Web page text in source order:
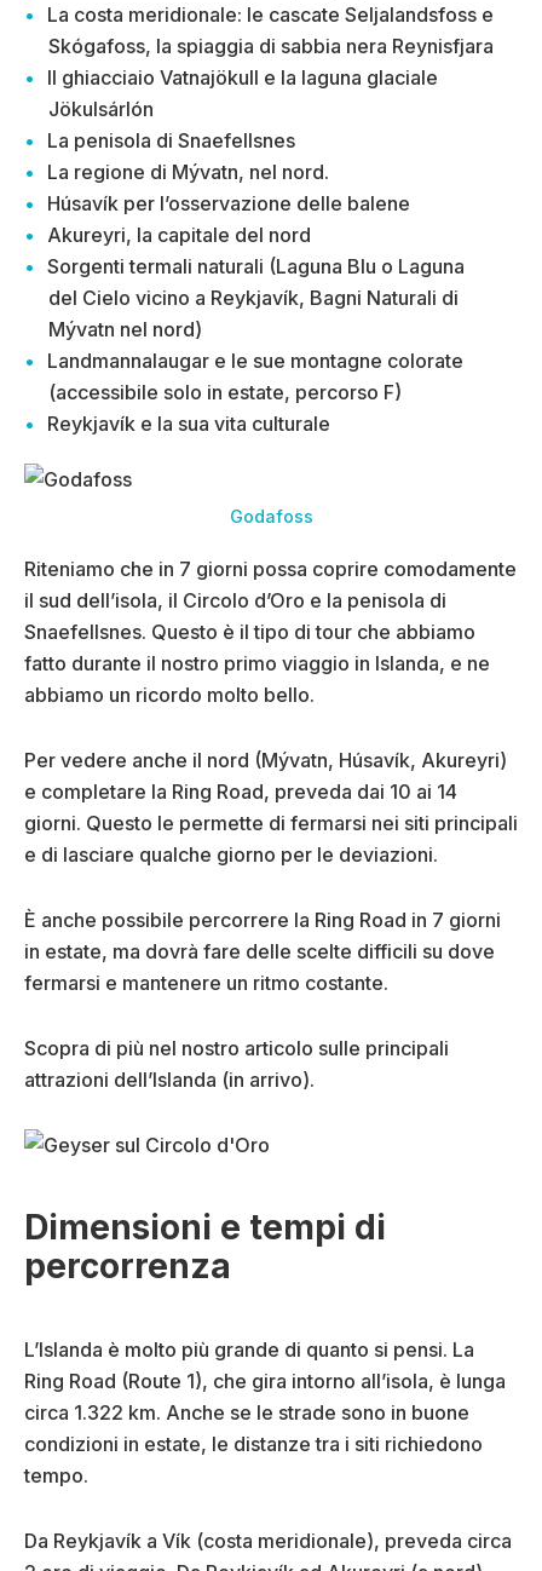
La costa meridionale: le cascate Seljalandsfoss e
Skógafoss, la spiaggia di sabbia nera Reynisfjara
Il ghiacciaio Vatnajökull e la laguna glaciale
Jökulsárlón
La penisola di Snaefellsnes
La regione di Mývatn, nel nord.
Húsavík per l’osservazione delle balene
Akureyri, la capitale del nord
Sorgenti termali naturali (Laguna Blu o Laguna
del Cielo vicino a Reykjavík, Bagni Naturali di
Mývatn nel nord)
Landmannalaugar e le sue montagne colorate
(accessibile solo in estate, percorso F)
Reykjavík e la sua vita culturale
Godafoss
Riteniamo che in 7 giorni possa coprire comodamente
il sud dell’isola, il Circolo d’Oro e la penisola di
Snaefellsnes. Questo è il tipo di tour che abbiamo
fatto durante il nostro primo viaggio in Islanda, e ne
abbiamo un ricordo molto bello.
Per vedere anche il nord (Mývatn, Húsavík, Akureyri)
e completare la Ring Road, preveda dai 10 ai 14
giorni. Questo le permette di fermarsi nei siti principali
e di lasciare qualche giorno per le deviazioni.
È anche possibile percorrere la Ring Road in 7 giorni
in estate, ma dovrà fare delle scelte difficili su dove
fermarsi e mantenere un ritmo costante.
Scopra di più nel nostro articolo sulle principali
attrazioni dell’Islanda (in arrivo).
Dimensioni e tempi di
percorrenza
L’Islanda è molto più grande di quanto si pensi. La
Ring Road (Route 1), che gira intorno all’isola, è lunga
circa 1.322 km. Anche se le strade sono in buone
condizioni in estate, le distanze tra i siti richiedono
tempo.
Da Reykjavík a Vík (costa meridionale), preveda circa